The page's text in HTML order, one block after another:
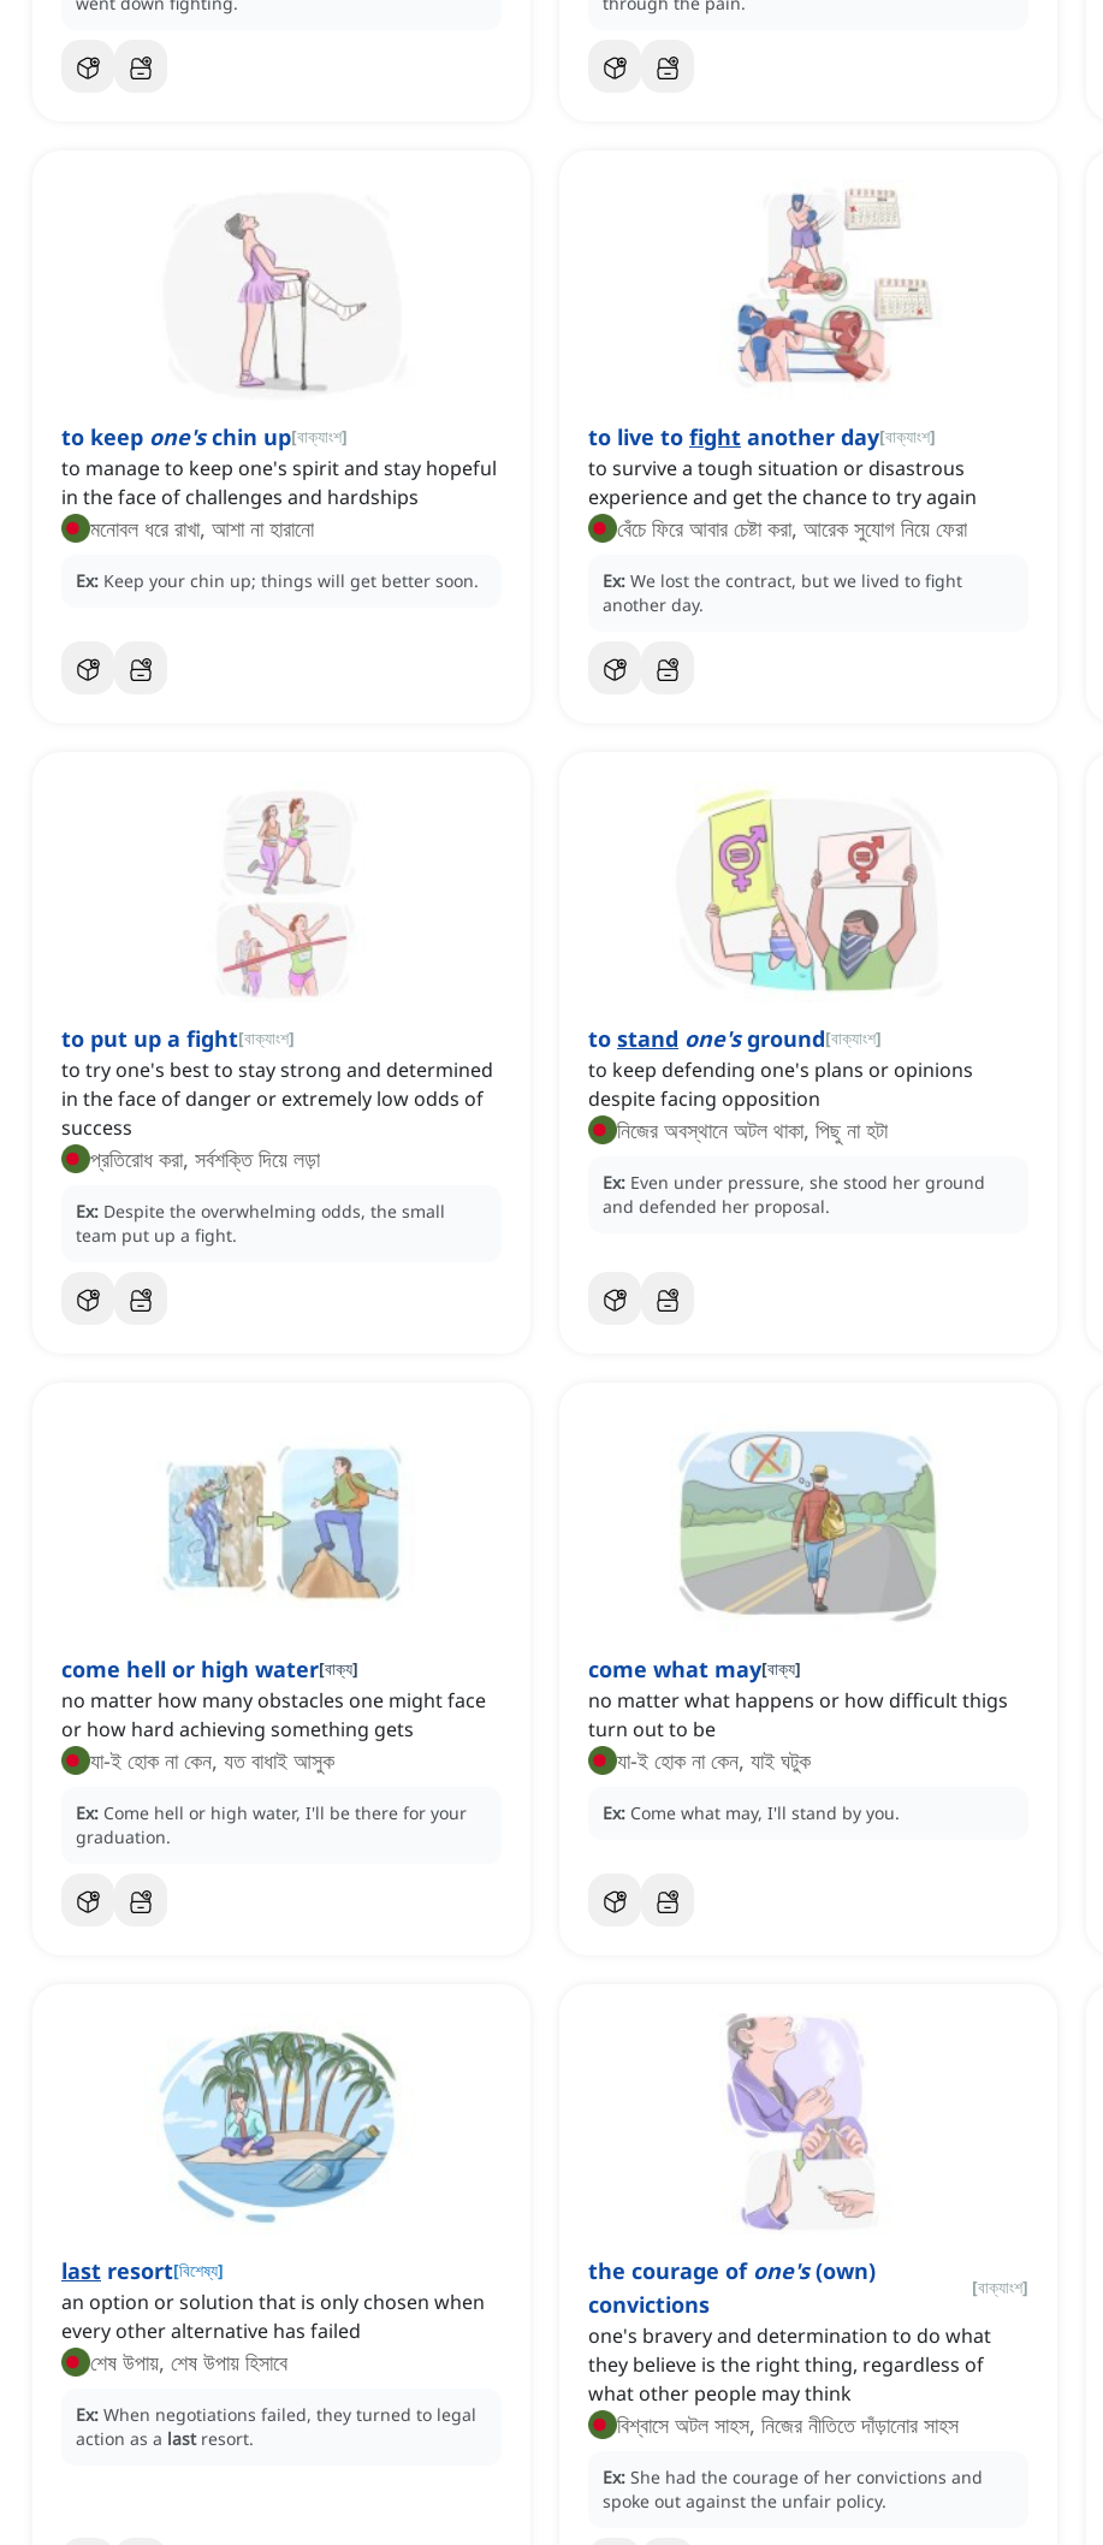
to keep one'schin up[বাক্যাংশ]
to manage to keep one's spirit and stay hopeful
in the face of challenges and hardships
মনোবল ধরে রাখা, আশা না হারানো
Ex: Keep your chin up; things will get better soon.
to live to fight another day[বাক্যাংশ]
to survive a tough situation or disastrous
experience and get the chance to try again
বেঁচে ফিরে আবার চেষ্টা করা, আরেক সুযোগ নিয়ে ফেরা
Ex: We lost the contract, but we lived to fight
another day.
to put up a fight[বাক্যাংশ]
to try one's best to stay strong and determined
in the face of danger or extremely low odds of
success
প্রতিরোধ করা, সর্বশক্তি দিয়ে লড়া
Ex: Despite the overwhelming odds, the small
team put up a fight.
to stand one'sground[বাক্যাংশ]
to keep defending one's plans or opinions
despite facing opposition
নিজের অবস্থানে অটল থাকা, পিছু না হটা
Ex: Even under pressure, she stood her ground
and defended her proposal.
come hell or high water[বাক্য]
no matter how many obstacles one might face
or how hard achieving something gets
যা-ই হোক না কেন, যত বাধাই আসুক
Ex: Come hell or high water, I'll be there for your
graduation.
come what may[বাক্য]
no matter what happens or how difficult thigs
turn out to be
যা-ই হোক না কেন, যাই ঘটুক
Ex: Come what may, I'll stand by you.
last resort[বিশেষ্য]
an option or solution that is only chosen when
every other alternative has failed
শেষ উপায়, শেষ উপায় হিসাবে
Ex: When negotiations failed, they turned to legal
action as a last resort.
the courage of one's(own)
convictions
[বাক্যাংশ]
one's bravery and determination to do what
they believe is the right thing, regardless of
what other people may think
বিশ্বাসে অটল সাহস, নিজের নীতিতে দাঁড়ানোর সাহস
Ex: She had the courage of her convictions and
spoke out against the unfair policy.